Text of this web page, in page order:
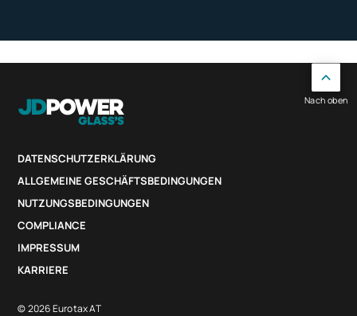
DATENSCHUTZERKLÄRUNG
ALLGEMEINE GESCHÄFTSBEDINGUNGEN
NUTZUNGSBEDINGUNGEN
COMPLIANCE
IMPRESSUM
KARRIERE
© 2026 Eurotax AT
Nach oben